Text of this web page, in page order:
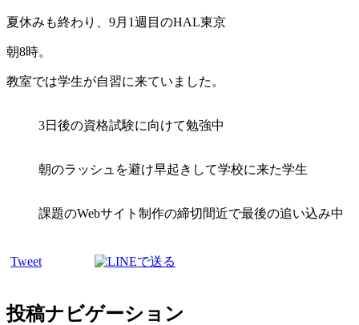
夏休みも終わり、9月1週目のHAL東京
朝8時。
教室では学生が自習に来ていました。
3日後の資格試験に向けて勉強中
朝のラッシュを避け早起きして学校に来た学生
課題のWebサイト制作の締切間近で最後の追い込み中
Tweet
投稿ナビゲーション